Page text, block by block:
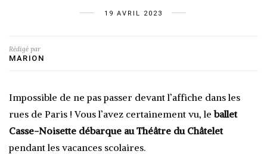
19 AVRIL 2023
Rédigé par
MARION
Impossible de ne pas passer devant l’affiche dans les
rues de Paris ! Vous l’avez certainement vu, leballet
Casse-Noisette débarque au Théâtre du Châtelet
pendant les vacances scolaires.